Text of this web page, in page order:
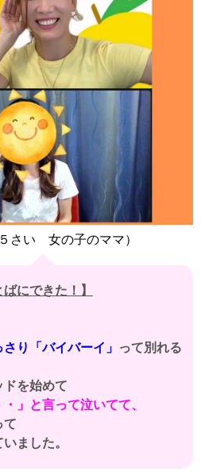
さい 女の子のママ）
にできた！ 】
さり「バイバーイ」 って別れる
ドを始めて
」と言って泣いてて、
て
ました。